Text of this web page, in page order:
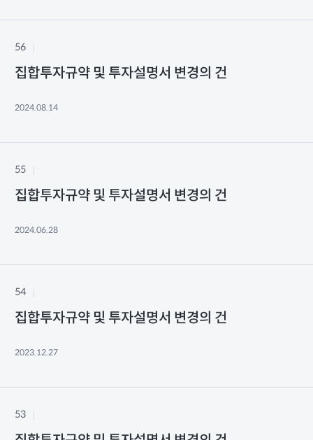
56
집합투자규약 및 투자설명서 변경의 건
2024.08.14
55
집합투자규약 및 투자설명서 변경의 건
2024.06.28
54
집합투자규약 및 투자설명서 변경의 건
2023.12.27
53